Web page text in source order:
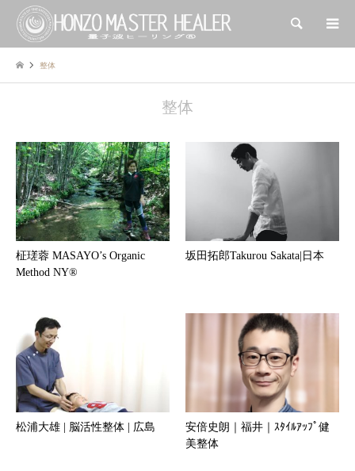
検索
整体
整体
柾瑳蓉 MASAYO’s Organic
Method NY®︎
坂田拓郎Takurou Sakata|日本
松浦大雄 | 脳活性整体 | 広島
安倍史朗｜福井｜ｽﾀｲﾙｱｯﾌﾟ健
美整体